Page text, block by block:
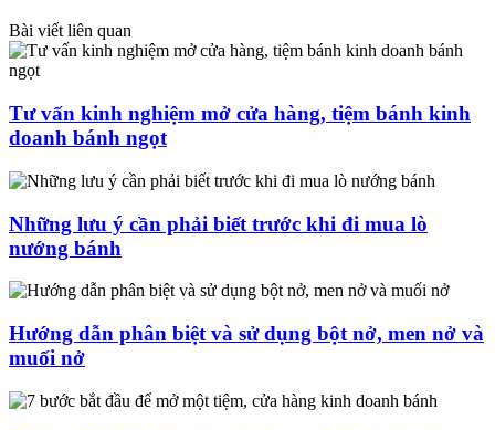
Bài viết liên quan
Tư vấn kinh nghiệm mở cửa hàng, tiệm bánh kinh
doanh bánh ngọt
Những lưu ý cần phải biết trước khi đi mua lò
nướng bánh
Hướng dẫn phân biệt và sử dụng bột nở, men nở và
muối nở